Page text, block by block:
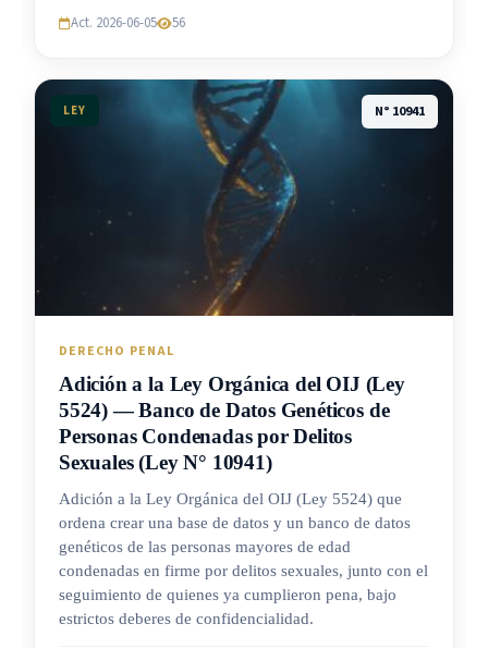
Act. 2026-06-05 56
LEY N° 10941
DERECHO PENAL
Adición a la Ley Orgánica del OIJ (Ley
5524) — Banco de Datos Genéticos de
Personas Condenadas por Delitos
Sexuales (Ley N° 10941)
Adición a la Ley Orgánica del OIJ (Ley 5524) que
ordena crear una base de datos y un banco de datos
genéticos de las personas mayores de edad
condenadas en firme por delitos sexuales, junto con el
seguimiento de quienes ya cumplieron pena, bajo
estrictos deberes de confidencialidad.